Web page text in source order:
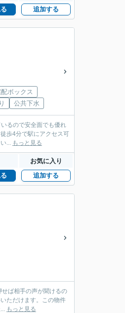
追加する
ボックス
公共下水
るので安全面でも優れ
歩4分で駅にアクセス可
... もっと見る
お気に入り
追加する
ば相手の声が聞けるの
ただけます。この物件
もっと見る